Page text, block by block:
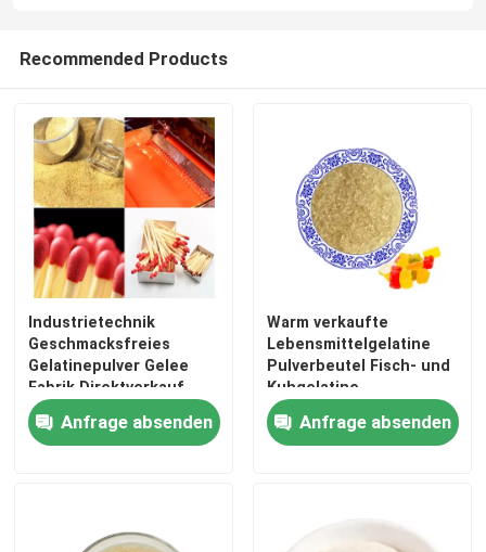
Werksbesichtigung
Qualitätskontrolle
Kontakt mit uns
Neuigkeiten
Bitte um ein Angebot
Nahrungsmittelgrad-Gelatine-Pulver
Reines Gelatine-Pulver
Recommended Products
Industrietechnik
Geschmacksfreies
Gelatinepulver Gelee
Fabrik Direktverkauf
Match
Anfrage absenden
Warm verkaufte
Lebensmittelgelatine
Pulverbeutel Fisch- und
Kuhgelatine
Anfrage absenden